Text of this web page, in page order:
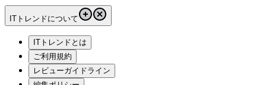
ITトレンドについて
ITトレンドとは
ご利用規約
レビューガイドライン